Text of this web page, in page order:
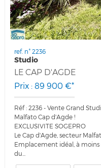
ref. n° 2236
Studio
LE CAP D'AGDE
Prix : 89 900 €*
Réf : 2236 - Vente Grand
Malfato Cap d'Agde !
EXCLUSIVITE SOGEPRO
Le Cap d'Agde, secteur
Emplacement idéal, à
du...